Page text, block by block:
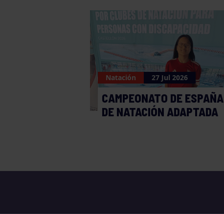
Natación 27 Jul 2026
CAMPEONATO DE ESPAÑA
DE NATACIÓN ADAPTADA